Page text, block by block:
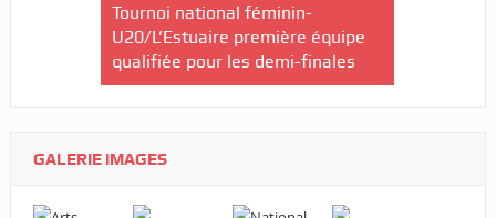
Tournoi national féminin-
U20/L’Estuaire première équipe
qualifiée pour les demi-finales
GALERIE IMAGES